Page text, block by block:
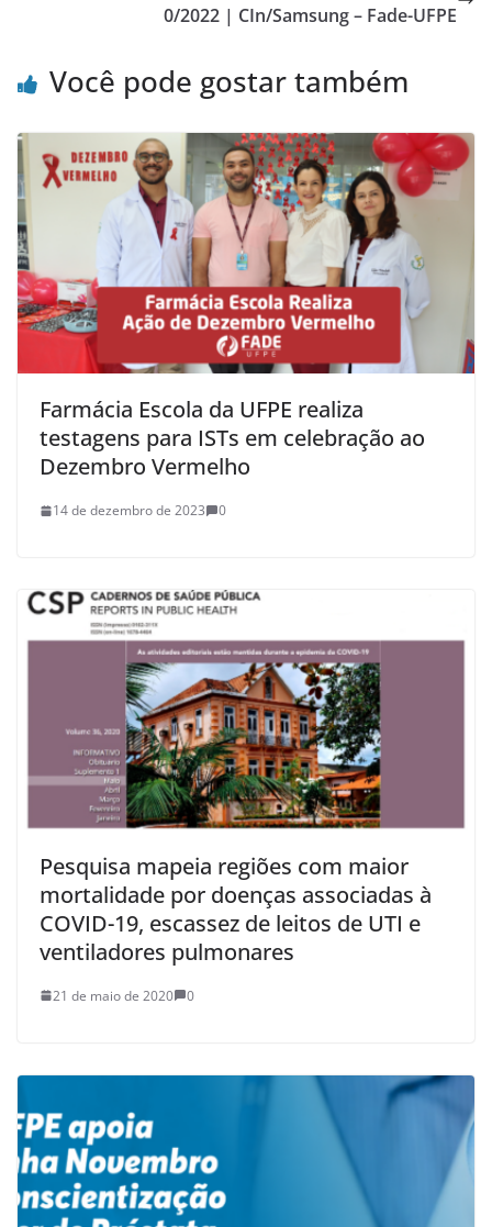
0/2022 | CIn/Samsung – Fade-UFPE
Você pode gostar também
Farmácia Escola da UFPE realiza
testagens para ISTs em celebração ao
Dezembro Vermelho
14 de dezembro de 2023 0
Pesquisa mapeia regiões com maior
mortalidade por doenças associadas à
COVID-19, escassez de leitos de UTI e
ventiladores pulmonares
21 de maio de 2020 0